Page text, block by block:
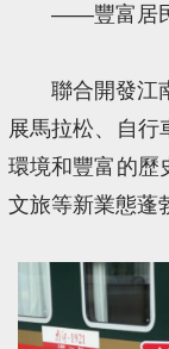
——豐富居
聯合開發江
展馬拉松、自
環境和豐富的歷
文旅等新業態蓬